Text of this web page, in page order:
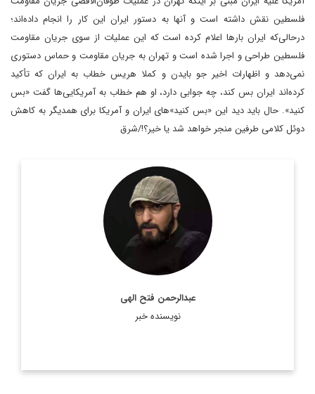
فلسطین نقش داشته است و آنها به دستور ایران این کار را انجام داده‌اند؛
در‌حالی‌که ایران بار‌ها اعلام کرده است که این عملیات از سوی جریان مقاومت
فلسطین طراحی و اجرا شده است و تهران به جریان مقاومت و حماس دستوری
نمی‌دهد و اظهارات اخیر جو بایدن و کملا هریس خطاب به ایران که تأکید
کرده‌اند ایران بس کند، چه جوابی دارد، او هم خطاب به آمریکایی‌ها گفت «بس
کنید». حال باید دید این «بس کنید‌»های ایران و آمریکا برای همدیگر به کاهش
دوئل کلامی طرفین منجر خواهد شد یا خیر؟!/شرق
عبدالرحمن فتح الهی
نویسنده خبر
روزنامه نگار و کارشناس ارشد روزنامه نگاری سیاسی و عضو
تحریریه دیپلماسی ایرانی.
اطلاعات بیشتر